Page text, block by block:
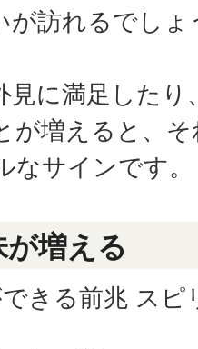
が訪れるでしょ
見に満足した
が増えると、
なサインです。
増える